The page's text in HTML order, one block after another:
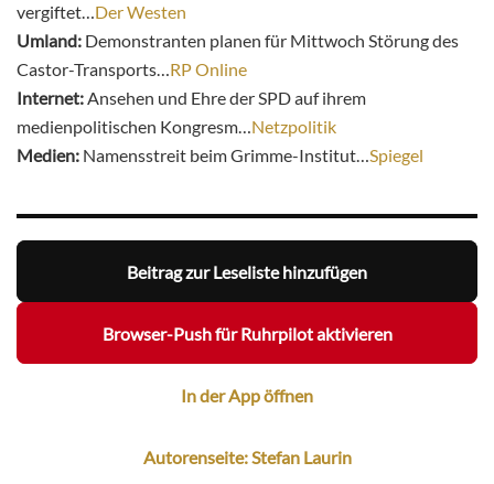
vergiftet…Der Westen
Umland: Demonstranten planen für Mittwoch Störung des
Castor-Transports…RP Online
Internet:Ansehen und Ehre der SPD auf ihrem
medienpolitischen Kongresm…Netzpolitik
Medien: Namensstreit beim Grimme-Institut…Spiegel
Beitrag zur Leseliste hinzufügen
Browser-Push für Ruhrpilot aktivieren
In der App öffnen
Autorenseite: Stefan Laurin